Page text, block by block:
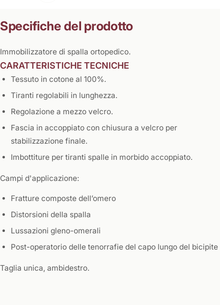
Specifiche del prodotto
Immobilizzatore di spalla ortopedico.
CARATTERISTICHE TECNICHE
Tessuto in cotone al 100%.
Tiranti regolabili in lunghezza.
Regolazione a mezzo velcro.
Fascia in accoppiato con chiusura a velcro per
stabilizzazione finale.
Imbottiture per tiranti spalle in morbido accoppiato.
Campi d'applicazione:
Fratture composte dell’omero
Distorsioni della spalla
Lussazioni gleno-omerali
Post-operatorio delle tenorrafie del capo lungo del bicipite
Taglia unica, ambidestro.